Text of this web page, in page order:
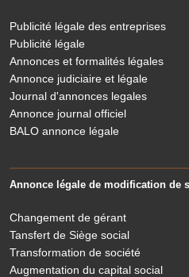
Publicité légale des entreprises
Publicité légale
Annonces et formalités légales
Annonce judiciaire et légale
Journal d'annonces legales
Annonce journal officiel
BALO annonce légale
Annonce légale de modification de
Changement de gérant
Tansfert de Siège social
Transformation de société
Augmentation du capital social